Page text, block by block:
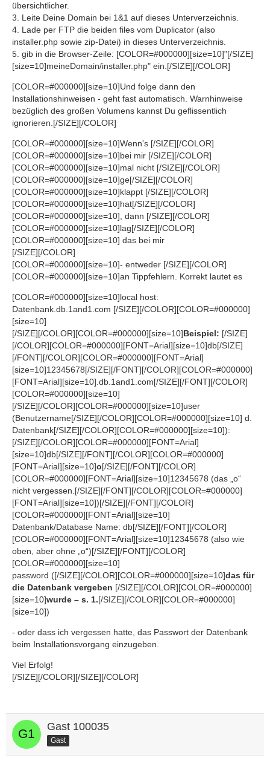
übersichtlicher.
3. Leite Deine Domain bei 1&1 auf dieses Unterverzeichnis.
4. Lade per FTP die beiden files vom Duplicator (also
installer.php sowie zip-Datei) in dieses Unterverzeichnis.
5. gib in die Browser-Zeile: [COLOR=#000000][size=10]"[/SIZE]
[size=10]meineDomain/installer.php" ein.[/SIZE][/COLOR]
[COLOR=#000000][size=10]Und folge dann den
Installationshinweisen - geht fast automatisch. Warnhinweise
bezüglich des großen Volumens kannst Du geflissentlich
ignorieren.[/SIZE][/COLOR]
[COLOR=#000000][size=10]Wenn's [/SIZE][/COLOR]
[COLOR=#000000][size=10]bei mir [/SIZE][/COLOR]
[COLOR=#000000][size=10]mal nicht [/SIZE][/COLOR]
[COLOR=#000000][size=10]ge[/SIZE][/COLOR]
[COLOR=#000000][size=10]klappt [/SIZE][/COLOR]
[COLOR=#000000][size=10]hat[/SIZE][/COLOR]
[COLOR=#000000][size=10], dann [/SIZE][/COLOR]
[COLOR=#000000][size=10]lag[/SIZE][/COLOR]
[COLOR=#000000][size=10] das bei mir
[/SIZE][/COLOR]
[COLOR=#000000][size=10]- entweder [/SIZE][/COLOR]
[COLOR=#000000][size=10]an Tippfehlern. Korrekt lautet es
[COLOR=#000000][size=10]local host:
Datenbank.db.1and1.com [/SIZE][/COLOR][COLOR=#000000]
[size=10]
[/SIZE][/COLOR][COLOR=#000000][size=10]Beispiel: [/SIZE]
[/COLOR][COLOR=#000000][FONT=Arial][size=10]db[/SIZE]
[/FONT][/COLOR][COLOR=#000000][FONT=Arial]
[size=10]12345678[/SIZE][/FONT][/COLOR][COLOR=#000000]
[FONT=Arial][size=10].db.1and1.com[/SIZE][/FONT][/COLOR]
[COLOR=#000000][size=10]
[/SIZE][/COLOR][COLOR=#000000][size=10]user
(Benutzername[/SIZE][/COLOR][COLOR=#000000][size=10] d.
Datenbank[/SIZE][/COLOR][COLOR=#000000][size=10]):
[/SIZE][/COLOR][COLOR=#000000][FONT=Arial]
[size=10]db[/SIZE][/FONT][/COLOR][COLOR=#000000]
[FONT=Arial][size=10]o[/SIZE][/FONT][/COLOR]
[COLOR=#000000][FONT=Arial][size=10]12345678 (das „o“
nicht vergessen.[/SIZE][/FONT][/COLOR][COLOR=#000000]
[FONT=Arial][size=10])[/SIZE][/FONT][/COLOR]
[COLOR=#000000][FONT=Arial][size=10]
Datenbank/Database Name: db[/SIZE][/FONT][/COLOR]
[COLOR=#000000][FONT=Arial][size=10]12345678 (also wie
oben, aber ohne „o“)[/SIZE][/FONT][/COLOR]
[COLOR=#000000][size=10]
password ([/SIZE][/COLOR][COLOR=#000000][size=10]das für
die Datenbank vergeben [/SIZE][/COLOR][COLOR=#000000]
[size=10]wurde – s. 1.[/SIZE][/COLOR][COLOR=#000000]
[size=10])
- oder dass ich vergessen hatte, das Passwort der Datenbank
beim Installationsvorgang einzugeben.
Viel Erfolg!
[/SIZE][/COLOR][/SIZE][/COLOR]
Gast 100035
Gast